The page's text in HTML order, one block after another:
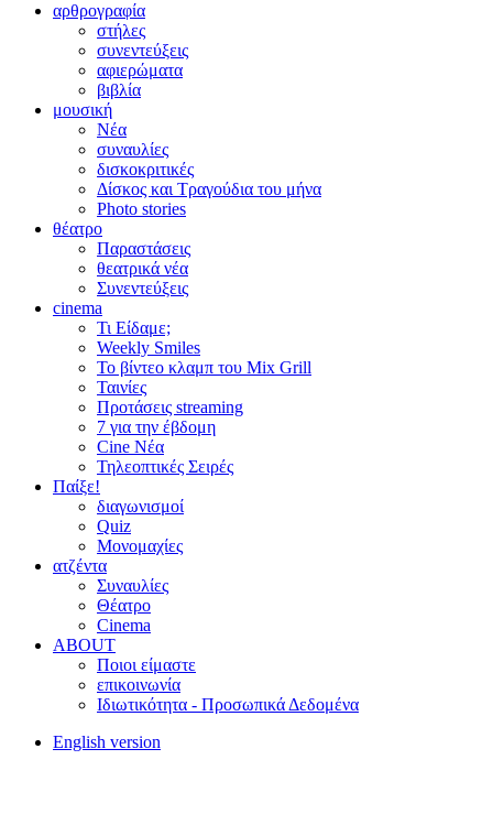
αρθρογραφία
στήλες
συνεντεύξεις
αφιερώματα
βιβλία
μουσική
Νέα
συναυλίες
δισκοκριτικές
Δίσκος και Τραγούδια του μήνα
Photo stories
θέατρο
Παραστάσεις
θεατρικά νέα
Συνεντεύξεις
cinema
Τι Είδαμε;
Weekly Smiles
Το βίντεο κλαμπ του Mix Grill
Ταινίες
Προτάσεις streaming
7 για την έβδομη
Cine Νέα
Τηλεοπτικές Σειρές
Παίξε!
διαγωνισμοί
Quiz
Μονομαχίες
ατζέντα
Συναυλίες
Θέατρο
Cinema
ABOUT
Ποιοι είμαστε
επικοινωνία
Ιδιωτικότητα - Προσωπικά Δεδομένα
English version